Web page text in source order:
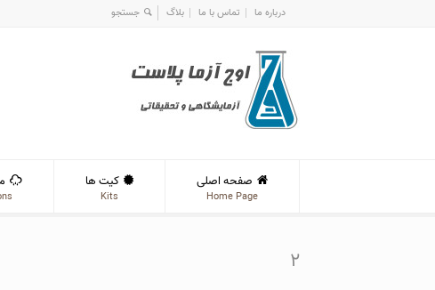
درباره ما تماس با ما بلاگ
صفحه اصلی
Home Page
کیت ها
Kits
۲